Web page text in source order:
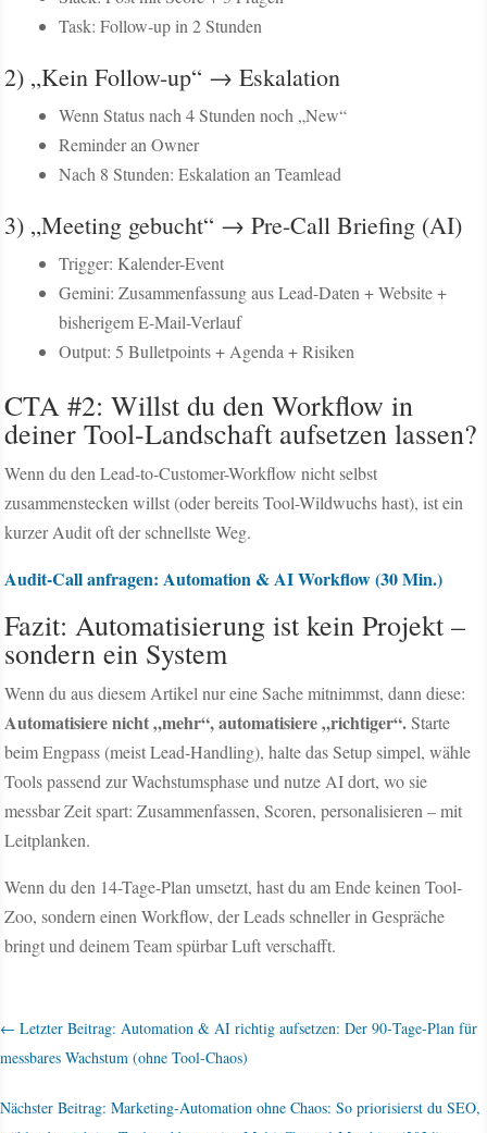
Task: Follow-up in 2 Stunden
2) „Kein Follow-up“ → Eskalation
Wenn Status nach 4 Stunden noch „New“
Reminder an Owner
Nach 8 Stunden: Eskalation an Teamlead
3) „Meeting gebucht“ → Pre-Call Briefing (AI)
Trigger: Kalender-Event
Gemini: Zusammenfassung aus Lead-Daten + Website +
bisherigem E-Mail-Verlauf
Output: 5 Bulletpoints + Agenda + Risiken
CTA #2: Willst du den Workflow in
deiner Tool-Landschaft aufsetzen lassen?
Wenn du den Lead-to-Customer-Workflow nicht selbst
zusammenstecken willst (oder bereits Tool-Wildwuchs hast), ist ein
kurzer Audit oft der schnellste Weg.
Audit-Call anfragen: Automation & AI Workflow (30 Min.)
Fazit: Automatisierung ist kein Projekt –
sondern ein System
Wenn du aus diesem Artikel nur eine Sache mitnimmst, dann diese:
Automatisiere nicht „mehr“, automatisiere „richtiger“.Starte
beim Engpass (meist Lead-Handling), halte das Setup simpel, wähle
Tools passend zur Wachstumsphase und nutze AI dort, wo sie
messbar Zeit spart: Zusammenfassen, Scoren, personalisieren – mit
Leitplanken.
Wenn du den 14-Tage-Plan umsetzt, hast du am Ende keinen Tool-
Zoo, sondern einen Workflow, der Leads schneller in Gespräche
bringt und deinem Team spürbar Luft verschafft.
← Letzter Beitrag: Automation & AI richtig aufsetzen: Der 90‑Tage‑Plan für
messbares Wachstum (ohne Tool-Chaos)
Nächster Beitrag: Marketing-Automation ohne Chaos: So priorisierst du SEO,